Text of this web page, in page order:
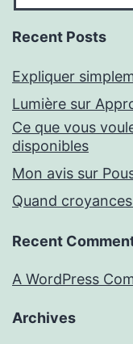
Recent Posts
Expliquer
Lumière sur
Ce que vous
disponibles
Mon avis sur
Quand
Recent
A WordPress
Archives